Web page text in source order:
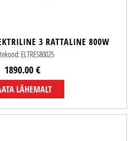
3 RATTALINE 800W
ELTRES80025
1890.00 €
LÄHEMALT